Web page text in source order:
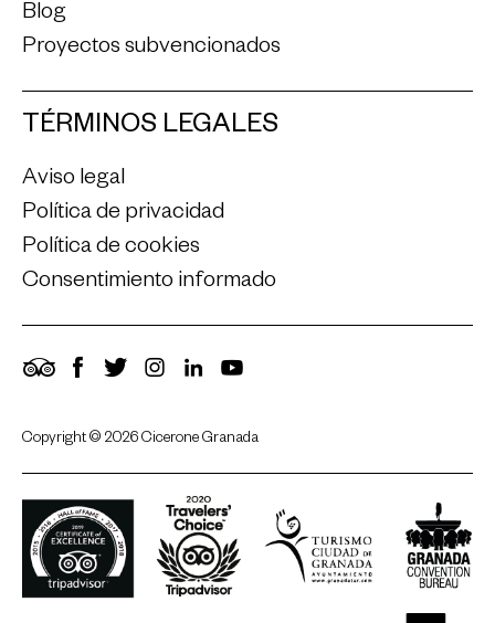
Blog
Proyectos subvencionados
TÉRMINOS LEGALES
Aviso legal
Política de privacidad
Política de cookies
Consentimiento informado
TripAdvisor
Facebook
TwitterInstagram
LinkedIn
Copyright © 2026 Cicerone Granada